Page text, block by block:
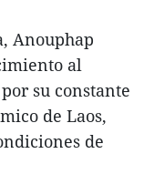
Anouphap
al
su constante
de Laos,
de